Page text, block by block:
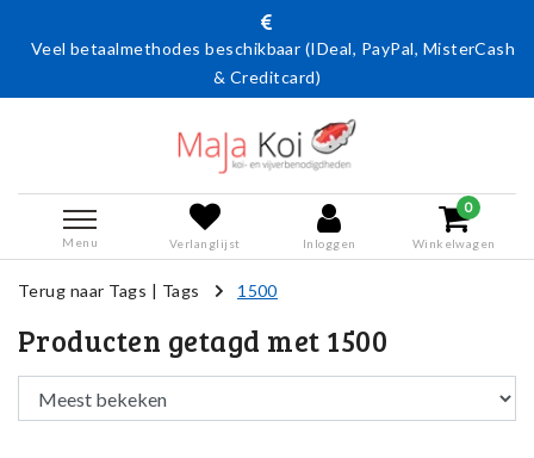
Veel betaalmethodes beschikbaar (IDeal, PayPal, MisterCash
& Creditcard)
Menu Verlanglijst Inloggen
0
Winkelwagen
Terug naar Tags | Tags 1500
Producten getagd met 1500